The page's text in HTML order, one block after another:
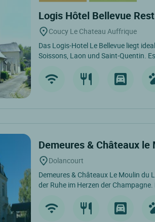
Logis Hôtel Bellevue
Coucy Le Chateau Auffrique
Das Logis-Hotel Le Bellevue liegt
Soissons, Laon und Saint-Quentin.
Demeures & Châteaux le
Dolancourt
Demeures & Châteaux Le Moulin du
der Ruhe im Herzen der